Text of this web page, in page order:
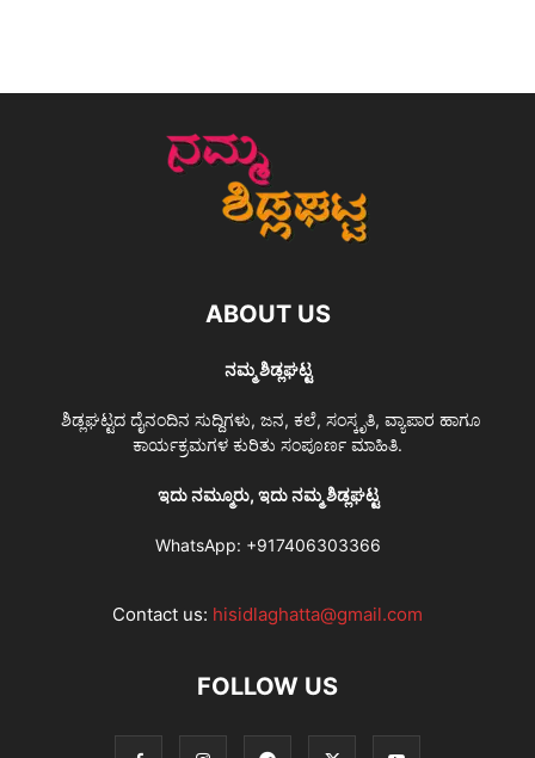
ABOUT US
ನಮ್ಮ ಶಿಡ್ಲಘಟ್ಟ
ಶಿಡ್ಲಘಟ್ಟದ ದೈನಂದಿನ ಸುದ್ದಿಗಳು, ಜನ, ಕಲೆ, ಸಂಸ್ಕೃತಿ, ವ್ಯಾಪಾರ ಹಾಗೂ
ಕಾರ್ಯಕ್ರಮಗಳ ಕುರಿತು ಸಂಪೂರ್ಣ ಮಾಹಿತಿ.
ಇದು ನಮ್ಮೂರು, ಇದು ನಮ್ಮ ಶಿಡ್ಲಘಟ್ಟ
WhatsApp: +917406303366
Contact us: hisidlaghatta@gmail.com
FOLLOW US